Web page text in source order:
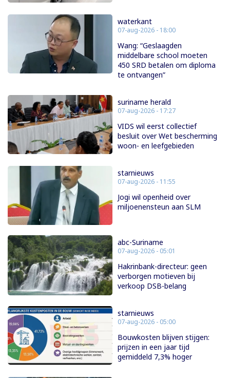
waterkant
07-aug-2026 - 18:00
Wang: “Geslaagden
middelbare school moeten
450 SRD betalen om diploma
te ontvangen”
suriname herald
07-aug-2026 - 17:27
VIDS wil eerst collectief
besluit over Wet bescherming
woon- en leefgebieden
starnieuws
07-aug-2026 - 11:55
Jogi wil openheid over
miljoenensteun aan SLM
abc-Suriname
07-aug-2026 - 05:01
Hakrinbank-directeur: geen
verborgen motieven bij
verkoop DSB-belang
starnieuws
07-aug-2026 - 05:00
Bouwkosten blijven stijgen:
prijzen in een jaar tijd
gemiddeld 7,3% hoger